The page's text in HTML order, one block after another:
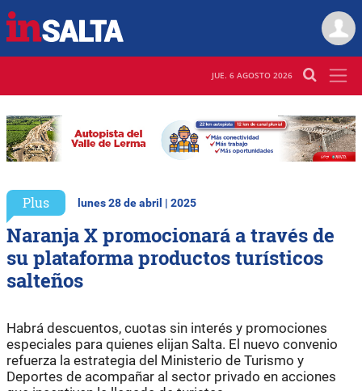
JUE. 6 AGOSTO 2026
Plus lunes 28 de abril | 2025
Naranja X promocionará a través de
su plataforma productos turísticos
salteños
Habrá descuentos, cuotas sin interés y promociones
especiales para quienes elijan Salta. El nuevo convenio
refuerza la estrategia del Ministerio de Turismo y
Deportes de acompañar al sector privado en acciones